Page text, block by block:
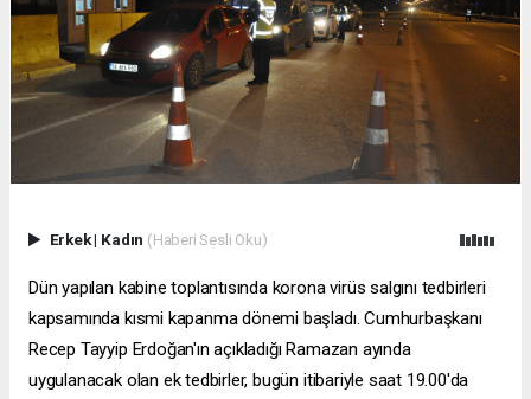
Erkek| Kadın (Haberi Sesli Oku)
Dün yapılan kabine toplantısında korona virüs salgını tedbirleri
kapsamında kısmi kapanma dönemi başladı. Cumhurbaşkanı
Recep Tayyip Erdoğan'ın açıkladığı Ramazan ayında
uygulanacak olan ek tedbirler, bugün itibariyle saat 19.00'da